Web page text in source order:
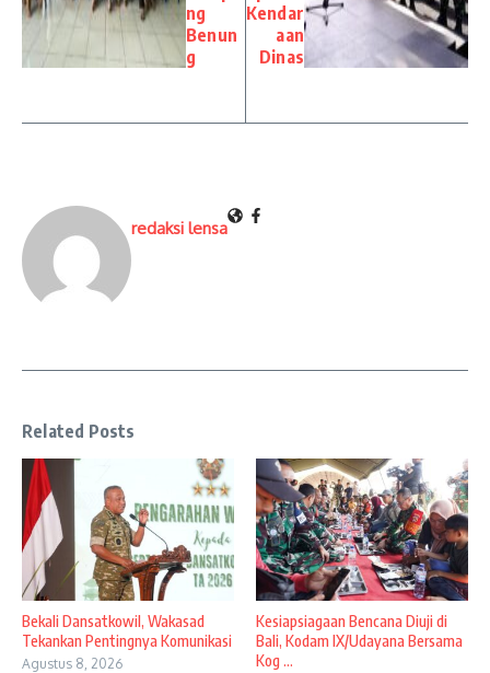
ng
Benun
g
Kendar
aan
Dinas
redaksi lensa
Related Posts
Bekali Dansatkowil, Wakasad
Tekankan Pentingnya Komunikasi
Agustus 8, 2026
Kesiapsiagaan Bencana Diuji di
Bali, Kodam IX/Udayana Bersama
Kog ...